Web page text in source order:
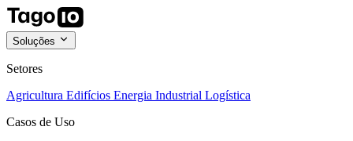
Soluções
Setores
Agricultura Edifícios Energia Industrial Logística
Casos de Uso